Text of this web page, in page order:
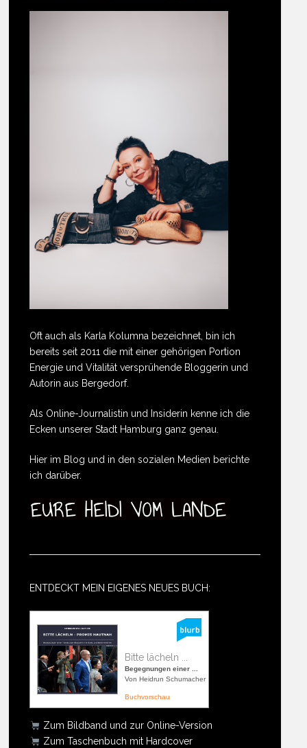
Oft auch als Karla Kolumna bezeichnet, bin ich
bereits seit 2011 die mit einer gehörigen Portion
Energie und Vitalität versprühende Bloggerin und
Autorin aus Bergedorf.
Als Online-Journalistin und Insiderin kenne ich die
Ecken unserer Stadt Hamburg ganz genau.
Hier im Blog und in den sozialen Medien berichte
ich darüber.
ENTDECKT MEIN EIGENES NEUES BUCH:
Bitte lächeln ...
Begegnungen einer ...
Von Heidrun Schumacher
Buchvorschau
Zum Bildband und zur Online-Version
Zum Taschenbuch mit Hardcover